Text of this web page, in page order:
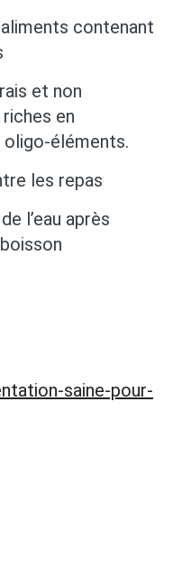
contenant
et non
en
oligo-éléments.
les repas
l’eau après
saine-pour-